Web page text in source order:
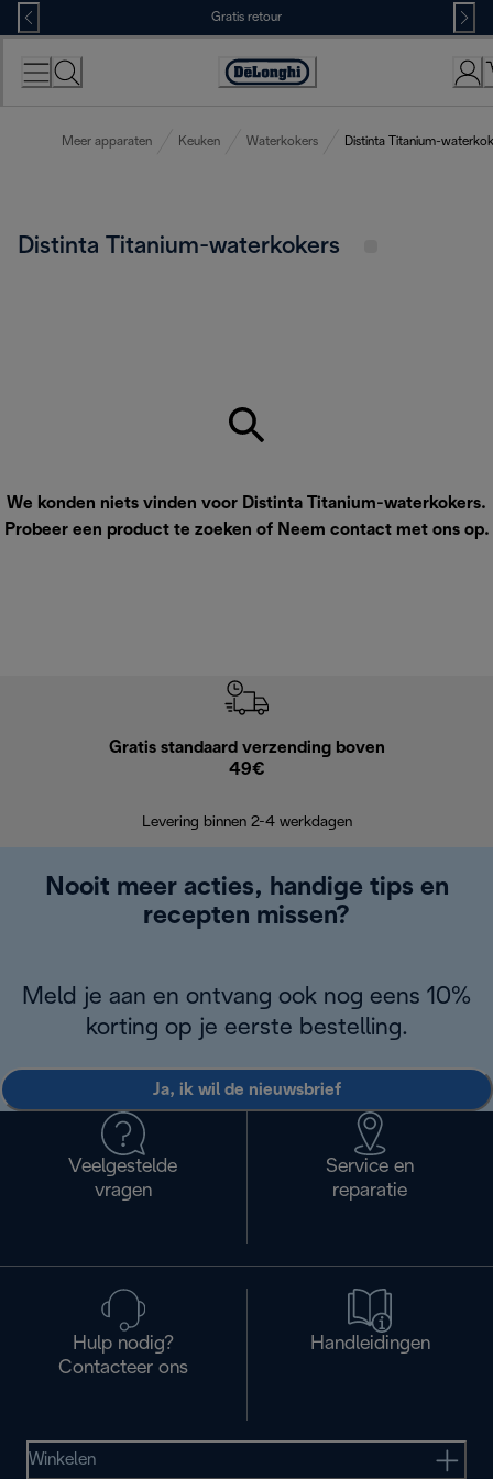
Skip
to
Content
Gratis retour
Accessibility
Meer apparaten Keuken Waterkokers Distinta Titanium-
Distinta Titanium-waterkokers
We konden niets vinden voor Distinta Titanium-waterkokers.
Probeer een product te zoeken of Neem contact met ons op.
Gratis standaard verzending boven
49€
Levering binnen 2-4 werkdagen
Nooit meer acties, handige tips en
recepten missen?
Meld je aan en ontvang ook nog eens 10%
korting op je eerste bestelling.
Ja, ik wil de nieuwsbrief
Veelgestelde
vragen
Service en
reparatie
Hulp nodig?
Contacteer ons
Handleidingen
Winkelen